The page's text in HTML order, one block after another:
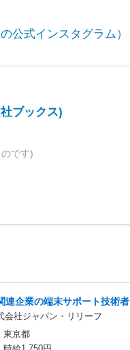
公式インスタグラム）
ブックス)
です)
連企業の端末サポート技術者
会社ジャパン・リリーフ
東京都